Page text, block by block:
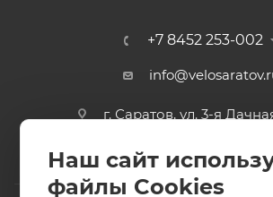
+7 8452 253-002
г. Саратов, ул. 3-я
Наш сайт
файлы Cookies